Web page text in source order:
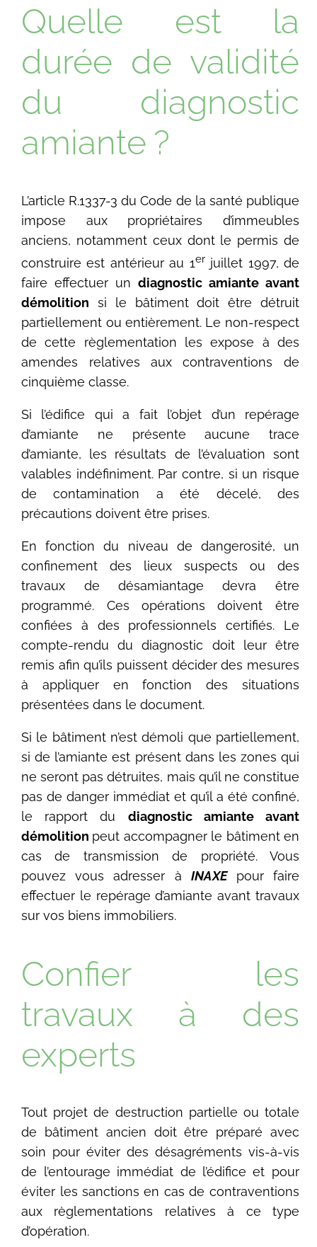
Quelle est la
durée de validité
du diagnostic
amiante ?
L’article R.1337-3 du Code de la santé publique
impose aux propriétaires d’immeubles
anciens, notamment ceux dont le permis de
construire est antérieur au 1erjuillet 1997, de
faire effectuer un diagnostic amiante avant
démolition si le bâtiment doit être détruit
partiellement ou entièrement. Le non-respect
de cette règlementation les expose à des
amendes relatives aux contraventions de
cinquième classe.
Si l’édifice qui a fait l’objet d’un repérage
d’amiante ne présente aucune trace
d’amiante, les résultats de l’évaluation sont
valables indéfiniment. Par contre, si un risque
de contamination a été décelé, des
précautions doivent être prises.
En fonction du niveau de dangerosité, un
confinement des lieux suspects ou des
travaux de désamiantage devra être
programmé. Ces opérations doivent être
confiées à des professionnels certifiés. Le
compte-rendu du diagnostic doit leur être
remis afin qu’ils puissent décider des mesures
à appliquer en fonction des situations
présentées dans le document.
Si le bâtiment n’est démoli que partiellement,
si de l’amiante est présent dans les zones qui
ne seront pas détruites, mais qu’il ne constitue
pas de danger immédiat et qu’il a été confiné,
le rapport du diagnostic amiante avant
démolition peut accompagner le bâtiment en
cas de transmission de propriété. Vous
pouvez vous adresser à INAXEpour faire
effectuer le repérage d’amiante avant travaux
sur vos biens immobiliers.
Confier les
travaux à des
experts
Tout projet de destruction partielle ou totale
de bâtiment ancien doit être préparé avec
soin pour éviter des désagréments vis-à-vis
de l’entourage immédiat de l’édifice et pour
éviter les sanctions en cas de contraventions
aux règlementations relatives à ce type
d’opération.